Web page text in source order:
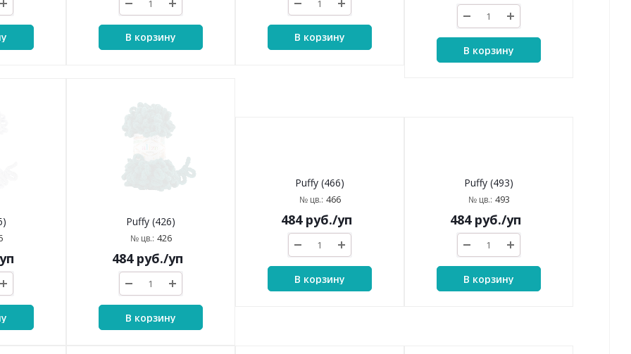
В корзину В корзину
В корзину
Puffy (426)
№ цв.: 426
484руб./уп
В корзину
Puffy (466)
№ цв.: 466
484 руб./уп
Puffy (493)
№ цв.:
484руб./уп